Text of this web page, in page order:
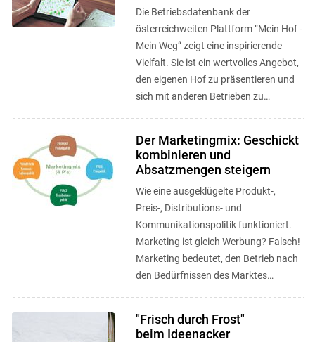
Die Betriebsdatenbank der
österreichweiten Plattform “Mein Hof -
Mein Weg“ zeigt eine inspirierende
Vielfalt. Sie ist ein wertvolles Angebot,
den eigenen Hof zu präsentieren und
sich mit anderen Betrieben zu
Der Marketingmix: Geschickt
kombinieren und
Absatzmengen steigern
Wie eine ausgeklügelte Produkt-,
Preis-, Distributions- und
Kommunikationspolitik funktioniert.
Marketing ist gleich Werbung? Falsch!
Marketing bedeutet, den Betrieb nach
den Bedürfnissen des Marktes
"Frisch durch Frost"
beim Ideenacker